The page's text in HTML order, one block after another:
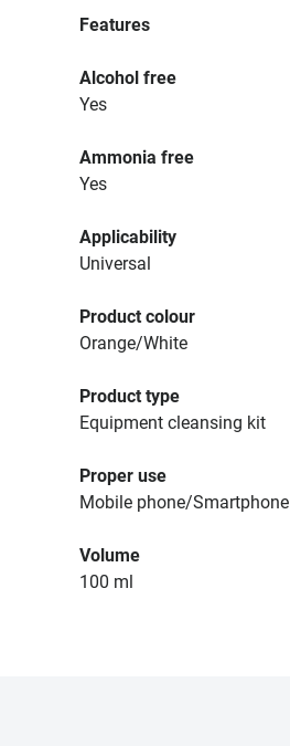
Features
Alcohol free
Yes
Ammonia free
Yes
Applicability
Universal
Product colour
Orange/White
Product type
Equipment cleansing kit
Proper use
Mobile phone/Smartphone
Volume
100 ml